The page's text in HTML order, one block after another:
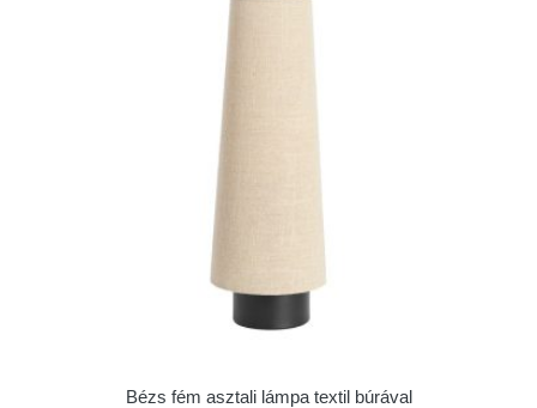
Bézs fém asztali lámpa textil búrával